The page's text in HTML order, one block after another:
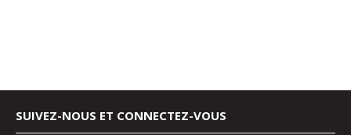
SUIVEZ-NOUS ET CONNECTEZ-VOUS